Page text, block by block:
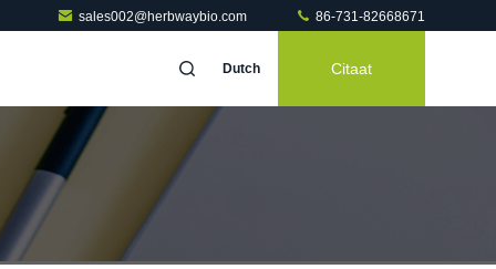
sales002@herbwaybio.com 86-731-82668671
Dutch Citaat